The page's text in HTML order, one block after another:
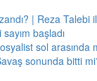
| Reza Talebi
başladı
sol arasında
sonunda bitti